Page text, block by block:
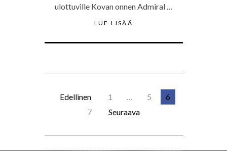
ulottuville Kovan onnen Admiral …
LUE LISÄÄ
Edellinen 1 … 5
6
7
Seuraava